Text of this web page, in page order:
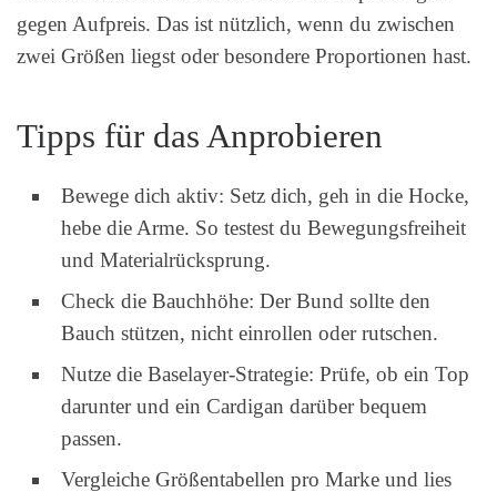
gegen Aufpreis. Das ist nützlich, wenn du zwischen
zwei Größen liegst oder besondere Proportionen hast.
Tipps für das Anprobieren
Bewege dich aktiv: Setz dich, geh in die Hocke,
hebe die Arme. So testest du Bewegungsfreiheit
und Materialrücksprung.
Check die Bauchhöhe: Der Bund sollte den
Bauch stützen, nicht einrollen oder rutschen.
Nutze die Baselayer-Strategie: Prüfe, ob ein Top
darunter und ein Cardigan darüber bequem
passen.
Vergleiche Größentabellen pro Marke und lies